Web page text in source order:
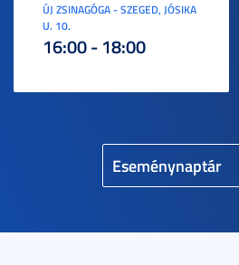
Eseménynaptár
ÚJ ZSINAGÓGA - SZEGED, JÓSIKA
U. 10.
16:00 - 18:00